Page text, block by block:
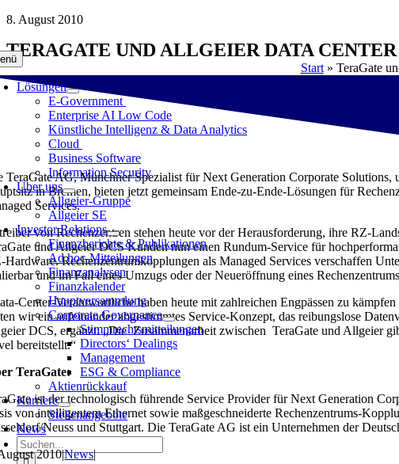
Zum
springen
Lösungen
E-Government
Enterprise AI Low Code
Künstliche Intelligenz & Data Analytics
Cloud
Business Software
Information Security
Über uns
Allgeier-Gruppe
Allgeier SE
Investor Relations
Finanzberichte & Publikationen
Ad hoc-Mitteilungen
Finanzanalysen
Finanzkalender
Hauptversammlung
Corporate Governance
Stimmrechtsmitteilungen
Directors‘ Dealings
Management
ESG & Compliance
Aktienrückkauf
Karriere
Stellenangebote
News
Suche
nach:
8. August 2010
TERAGATE UND ALLGEIER DATA
Start» TeraGate
TeraGate AG, Münchner Spezialist für Next Generation Corporate
in Bremen, bieten jetzt gemeinsam Ende-zu-Ende-Lösungen für
Services.
von Rechenzentren stehen heute vor der Herausforderung, ihre RZ-
und Allgeier DCS Kunden nun einen Rundum-Service für
Hardware. Rechenzentrumkopplungen als Managed Services verschaffen
und im Fall eines Umzugs oder der Neueröffnung eines
Center-Verantwortliche haben heute mit zahlreichen Engpässen zu
wir ein aufeinander abgestimmtes Service-Konzept, das reibungslose
DCS, ergänzt: „Die Zusammenarbeit zwischen TeraGate und Allgeier
bereitstellt.“
TeraGate:
ist der technologisch führende Service Provider für Next Generation
von intelligentem Ethernet sowie maßgeschneiderte Rechenzentrums-
Neuss und Stuttgart. Die TeraGate AG ist ein Unternehmen der
2010|News|